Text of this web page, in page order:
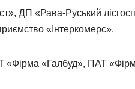
ДП «Рава-Руський
«Інтеркомерс».
«Фірма «Галбуд», ПАТ